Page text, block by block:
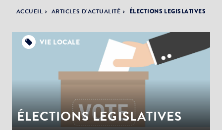
PRATIQUES &
DÉMARCHES
ACTUALITÉS &
ÉVÈNEMENTS
LA VILLE
DÉMOCRATIE
PARTICIPATIVE
ACCUEIL ARTICLES D'ACTUALITÉ ÉLECTIONS LEGISLATIVES
VIE LOCALE
ÉLECTIONS LEGISLATIVES